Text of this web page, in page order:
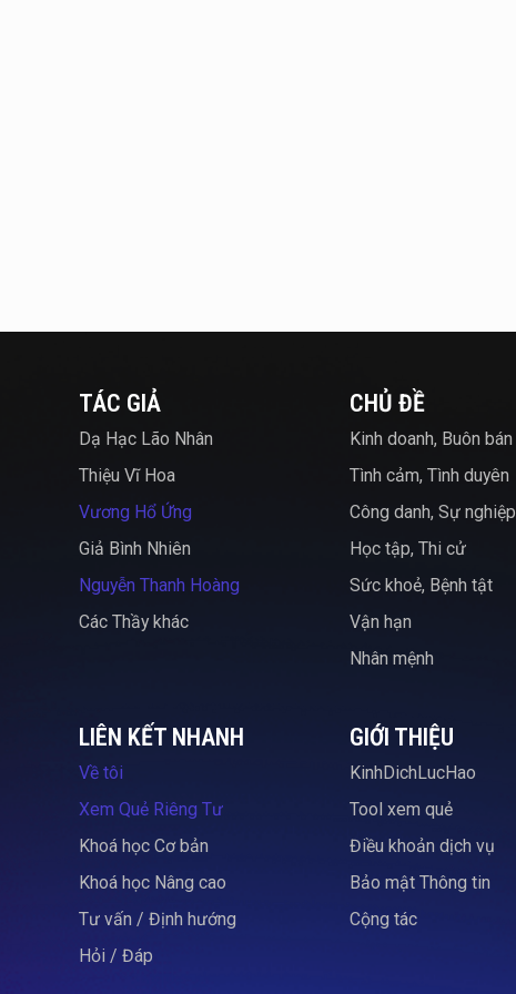
TÁC GIẢ
Dạ Hạc Lão Nhân
Thiệu Vĩ Hoa
Vương Hổ Ứng
Giả Bình Nhiên
Nguyễn Thanh Hoàng
Các Thầy khác
CHỦ ĐỀ
Kinh doanh, Buôn bán
Tình cảm, Tình duyên
Công danh, Sự nghiệp
Học tập, Thi cử
Sức khoẻ, Bệnh tật
Vận hạn
Nhân mệnh
LIÊN KẾT NHANH
Về tôi
Xem Quẻ Riêng Tư
Khoá học Cơ bản
Khoá học Nâng cao
Tư vấn / Định hướng
Hỏi / Đáp
GIỚI THIỆU
KinhDichLucHao
Tool xem quẻ
Điều khoản dịch vụ
Bảo mật Thông tin
Cộng tác